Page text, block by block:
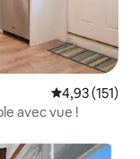
Évaluation
4,93 (151)
avec vue !